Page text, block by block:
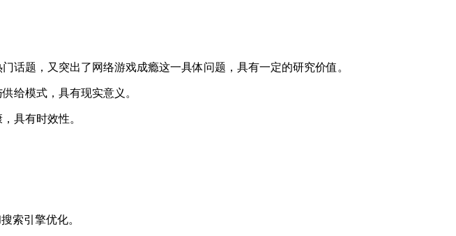
话题，又突出了网络游戏成瘾这一具体问题，具有一定的研究价值。
给模式，具有现实意义。
具有时效性。
索引擎优化。